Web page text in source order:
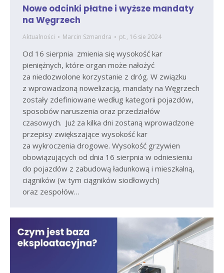
Nowe odcinki płatne i wyższe mandaty
na Węgrzech
Aktualności Marcin Szmandra pt., 16 sie 2024
Od 16 sierpnia zmienia się wysokość kar
pieniężnych, które organ może nałożyć
za niedozwolone korzystanie z dróg. W związku
z wprowadzoną nowelizacją, mandaty na Węgrzech
zostały zdefiniowane według kategorii pojazdów,
sposobów naruszenia oraz przedziałów
czasowych. Już za kilka dni zostaną wprowadzone
przepisy zwiększające wysokość kar
za wykroczenia drogowe. Wysokość grzywien
obowiązujących od dnia 16 sierpnia w odniesieniu
do pojazdów z zabudową ładunkową i mieszkalną,
ciągników (w tym ciągników siodłowych)
oraz zespołów…